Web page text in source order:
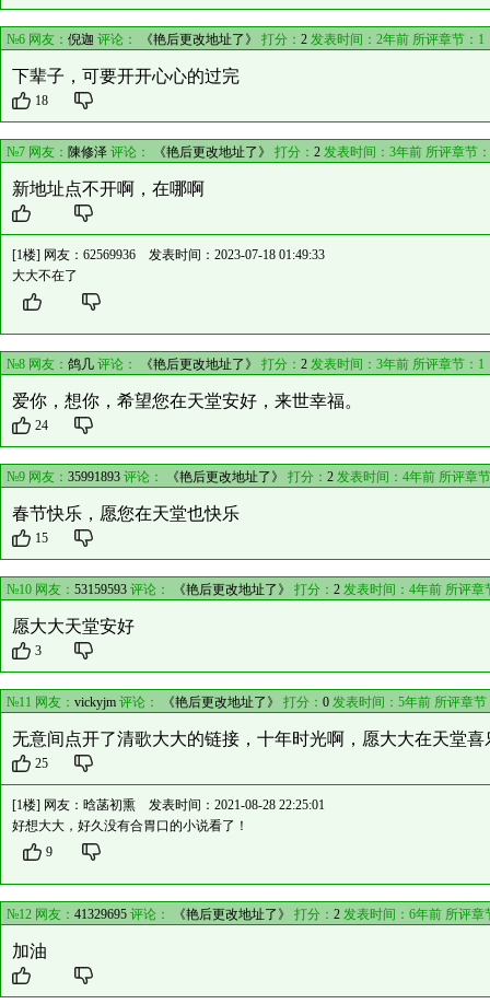
№6 网友： 倪迦 评论： 《艳后更改地址了》 打分： 2 发表时间：2年前 所评章节： 1
下辈子，可要开开心心的过完
18
№7 网友： 陳修泽 评论： 《艳后更改地址了》 打分： 2 发表时间：3年前 所评章节：
新地址点不开啊，在哪啊
[1楼] 网友： 62569936 发表时间：2023-07-18 01:49:33
大大不在了
№8 网友： 鸽几 评论： 《艳后更改地址了》 打分： 2 发表时间：3年前 所评章节： 1
爱你，想你，希望您在天堂安好，来世幸福。
24
№9 网友： 35991893 评论： 《艳后更改地址了》 打分： 2 发表时间：4年前 所评章
春节快乐，愿您在天堂也快乐
15
№10 网友： 53159593 评论： 《艳后更改地址了》 打分： 2 发表时间：4年前 所评章
愿大大天堂安好
3
№11 网友： vickyjm 评论： 《艳后更改地址了》 打分： 0 发表时间：5年前 所评章节
无意间点开了清歌大大的链接，十年时光啊，愿大大在天堂喜
25
[1楼] 网友： 晗菡初熏 发表时间：2021-08-28 22:25:01
好想大大，好久没有合胃口的小说看了！
9
№12 网友： 41329695 评论： 《艳后更改地址了》 打分： 2 发表时间：6年前 所评章
加油